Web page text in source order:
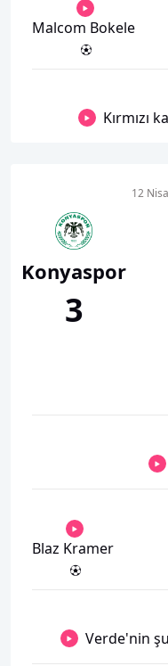
Malcom Bokele
Kırmızı
Konyaspor
3
12
Blaz Kramer
Verde'nin